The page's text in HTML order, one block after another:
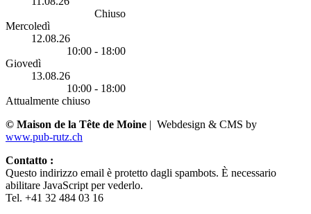
Chiuso
Mercoledì
12.08.26
10:00 - 18:00
Giovedì
13.08.26
10:00 - 18:00
Attualmente chiuso
© Maison de la Tête de Moine | Webdesign & CMS by
www.pub-rutz.ch
Contatto :
Questo indirizzo email è protetto dagli spambots. È necessario
abilitare JavaScript per vederlo.
Tel. +41 32 484 03 16